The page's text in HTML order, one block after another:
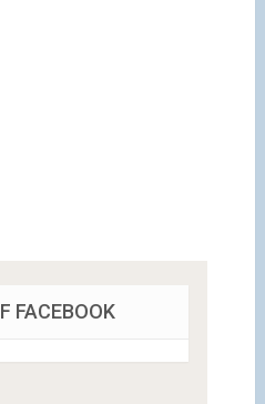
FACEBOOK